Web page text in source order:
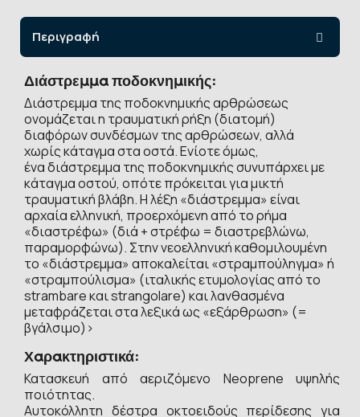
Περιγραφή
Διάστρεμμα ποδοκνημικής:
Διάστρεμμα της ποδοκνημικής αρθρώσεως
ονομάζεται η τραυματική ρήξη (διατομή)
διαφόρων συνδέσμων της αρθρώσεων, αλλά
χωρίς κάταγμα στα οστά. Ενίοτε όμως,
ένα διάστρεμμα της ποδοκνημικής συνυπάρχει με
κάταγμα οστού, οπότε πρόκειται για μικτή
τραυματική βλάβη. Η λέξη «διάστρεμμα» είναι
αρχαία ελληνική, προερχόμενη από το ρήμα
«διαστρέφω» (διά + στρέφω = διαστρεβλώνω,
παραμορφώνω). Στην νεοελληνική καθομιλουμένη
το «διάστρεμμα» αποκαλείται «στραμπούληγμα» ή
«στραμπούλισμα» (ιταλικής ετυμολογίας από το
strambare και strangolare) και λανθασμένα
μεταφράζεται στα λεξικά ως «εξάρθρωση» (=
βγάλσιμο)>
Χαρακτηριστικά:
Κατασκευή από αεριζόμενο Neoprene υψηλής
ποιότητας.
Αυτοκόλλητη δέστρα οκτοειδούς περίδεσης για